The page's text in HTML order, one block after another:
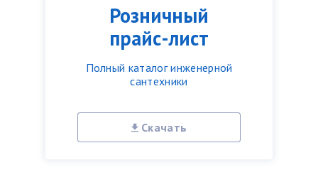
Розничный
прайс-лист
Полный каталог инженерной
сантехники
Скачать